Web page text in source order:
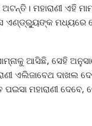
ମହାରାଣୀ ଏହି
ଏଣ୍ଡ୍ର୍ୟୁଙ୍କ ମଧ୍ୟରେ
ଆସିଛି, ସେହି
ଏଲିଜାବେଥ ଦାଖଲ
ମହାରାଣୀ